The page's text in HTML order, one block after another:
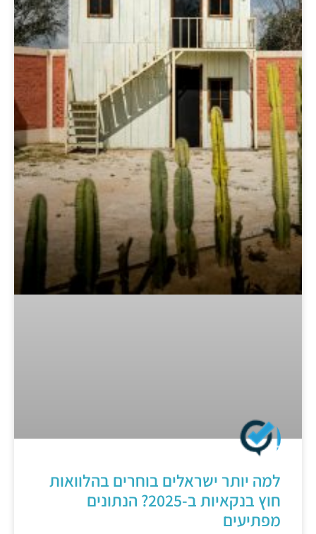
למה יותר ישראלים בוחרים בהלוואות
חוץ בנקאיות ב-2025? הנתונים
מפתיעים